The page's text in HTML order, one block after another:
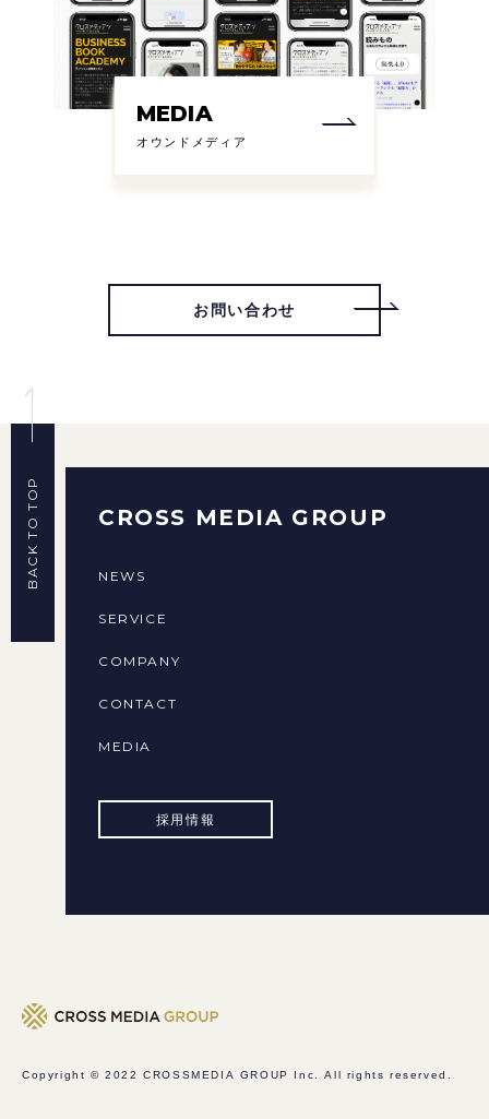
MEDIA
オウンドメディア
お問い合わせ
BACK TO TOP CROSS MEDIA GROUP
NEWS
SERVICE
COMPANY
CONTACT
MEDIA
採用情報
Copyright © 2022CROSSMEDIA GROUP Inc. All rights reserved.